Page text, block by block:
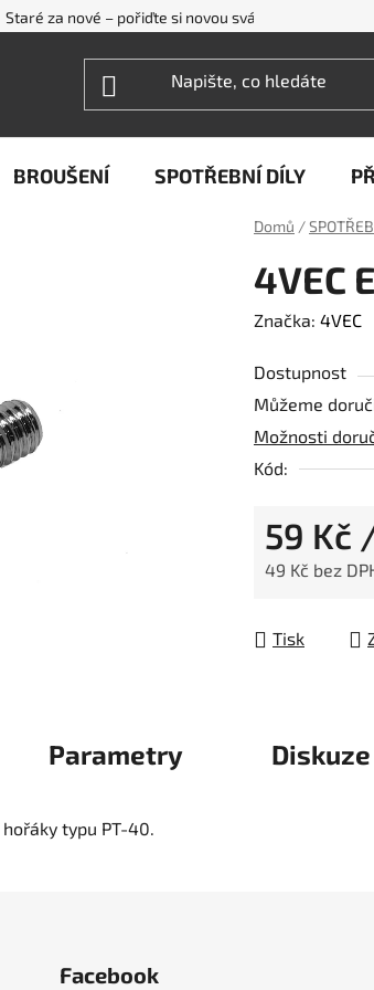
Staré za nové – pořiďte si novou svářečku WECO
BROUŠENÍ SPOTŘEBNÍ DÍLY
Domů /
4VEC
Značka: 4VEC
Dostupnost
Můžeme
Možnosti
Kód:
59 Kč
49 Kč bez
Tisk
Parametry Diskuze
typu PT-40.
Facebook